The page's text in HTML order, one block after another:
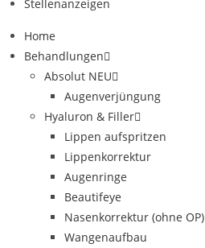
Stellenanzeigen
Home
Behandlungen
Absolut NEU
Augenverjüngung
Hyaluron & Filler
Lippen aufspritzen
Lippenkorrektur
Augenringe
Beautifeye
Nasenkorrektur (ohne OP)
Wangenaufbau